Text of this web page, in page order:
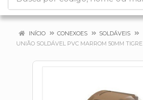
INÍCIO CONEXOES
SOLDÁVEIS
UNIÃO SOLDÁVEL PVC MARROM 50MM TIGRE